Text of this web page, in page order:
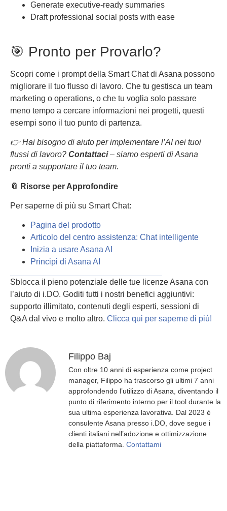
Generate executive-ready summaries
Draft professional social posts with ease
🎯 Pronto per Provarlo?
Scopri come i prompt della Smart Chat di Asana possono
migliorare il tuo flusso di lavoro. Che tu gestisca un team
marketing o operations, o che tu voglia solo passare
meno tempo a cercare informazioni nei progetti, questi
esempi sono il tuo punto di partenza.
👉 Hai bisogno di aiuto per implementare l’AI nei tuoi
flussi di lavoro? Contattaci– siamo esperti di Asana
pronti a supportare il tuo team.
📎 Risorse per Approfondire
Per saperne di più su Smart Chat:
Pagina del prodotto
Articolo del centro assistenza: Chat intelligente
Inizia a usare Asana AI
Principi di Asana AI
Sblocca il pieno potenziale delle tue licenze Asana con
l’aiuto di i.DO. Goditi tutti i nostri benefici aggiuntivi:
supporto illimitato, contenuti degli esperti, sessioni di
Q&A dal vivo e molto altro. Clicca qui per saperne di più!
Filippo Baj
Con oltre 10 anni di esperienza come project
manager, Filippo ha trascorso gli ultimi 7 anni
approfondendo l’utilizzo di Asana, diventando il
punto di riferimento interno per il tool durante la
sua ultima esperienza lavorativa. Dal 2023 è
consulente Asana presso i.DO, dove segue i
clienti italiani nell’adozione e ottimizzazione
della piattaforma. Contattami